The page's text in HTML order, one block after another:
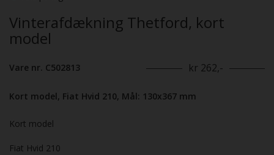
Vinterafdækning Thetford, kort
model
Vare nr. C502813 kr 262,-
Kort model, Fiat Hvid 210, Mål: 130x367 mm
Kort model
Fiat Hvid 210